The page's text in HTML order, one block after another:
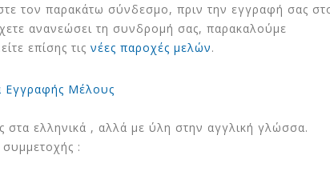
τον παρακάτω σύνδεσμο, πριν την εγγραφή σας
ανανεώσει τη συνδρομή σας, παρακαλούμε
επίσης τις νέες παροχές μελών.
Εγγραφής Μέλους
στα ελληνικά , αλλά με ύλη στην αγγλική γλώσσα.
:
Μια αθηναϊκή προσφυγική
πολυκατοικία κλέβει την
παράσταση στις